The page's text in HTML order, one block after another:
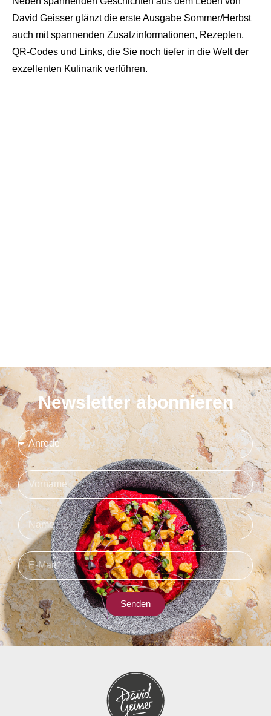
David Geisser glänzt die erste Ausgabe Sommer/Herbst
auch mit spannenden Zusatzinformationen, Rezepten,
QR-Codes und Links, die Sie noch tiefer in die Welt der
exzellenten Kulinarik verführen.
Newsletter abonnieren
Senden